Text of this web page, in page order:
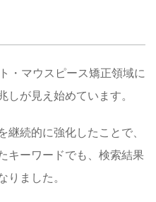
・マウスピース矯正領域に
しが見え始めています。
継続的に強化したことで、
キーワードでも、検索結果
りました。